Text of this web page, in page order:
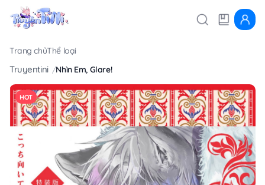
Trang chủThể loại
Truyentini Nhìn Em, Glare!
HOT